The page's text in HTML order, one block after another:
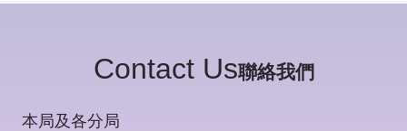
Contact Us聯絡我們
本局及各分局